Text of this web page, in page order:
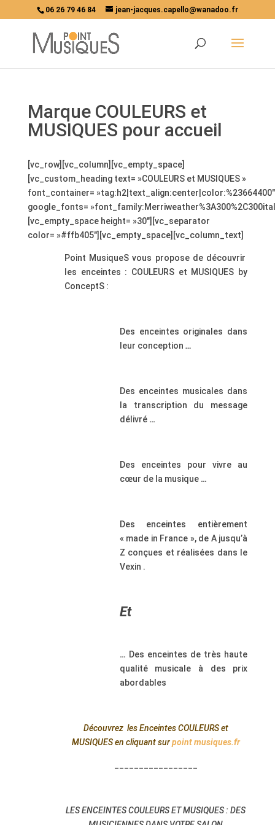
06 26 79 46 84 jean-jacques.capello@wanadoo.fr
Marque COULEURS et
MUSIQUES pour accueil
[vc_row][vc_column][vc_empty_space]
[vc_custom_heading text= »COULEURS et MUSIQUES »
font_container= »tag:h2|text_align:center|color:%23664400″
google_fonts=
[vc_empty_space height= »30″][vc_separator
color= »#ffb405″][vc_empty_space][vc_column_text]
Point MusiqueS vous propose de découvrir
les enceintes : COULEURS et MUSIQUES by
ConceptS :
Des enceintes originales dans
leur conception …
Des enceintes musicales dans
la transcription du message
délivré …
Des enceintes pour vivre au
cœur de la musique…
Des enceintes entièrement
« made in France », de A jusqu’à
Z conçues et réalisées dans le
Vexin .
Et
… Des enceintes de très haute
qualité musicale à des prix
abordables
Découvrez les Enceintes COULEURS et
MUSIQUES en cliquantsurpoint musiques.fr
LES ENCEINTES COULEURS ET MUSIQUES : DES